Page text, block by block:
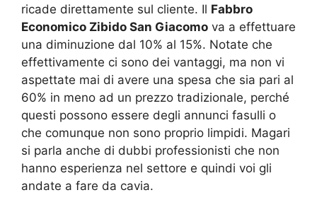
ricade direttamente sul cliente. Il Fabbro
Economico Zibido San Giacomo va a effettuare
una diminuzione dal 10% al 15%. Notate che
effettivamente ci sono dei vantaggi, ma non vi
aspettate mai di avere una spesa che sia pari al
60% in meno ad un prezzo tradizionale, perché
questi possono essere degli annunci fasulli o
che comunque non sono proprio limpidi. Magari
si parla anche di dubbi professionisti che non
hanno esperienza nel settore e quindi voi gli
andate a fare da cavia.